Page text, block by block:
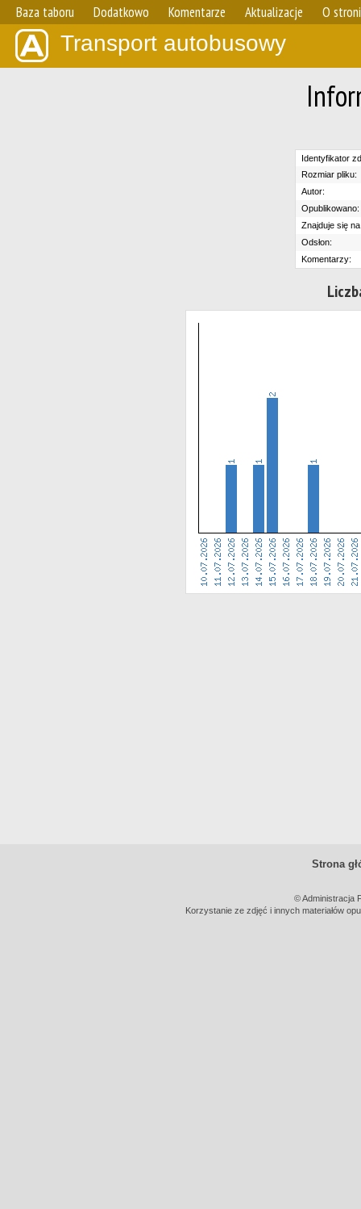
Baza taboru Dodatkowo Komentarze Aktualizacje O
Transport autobusowy
Identyfikator
Rozmiar pliku:
Autor:
Opublikowano:
Znajduje się
Odsłon:
Komentarzy:
Strona
© Administracja
Korzystanie ze zdjęć i innych materiałów